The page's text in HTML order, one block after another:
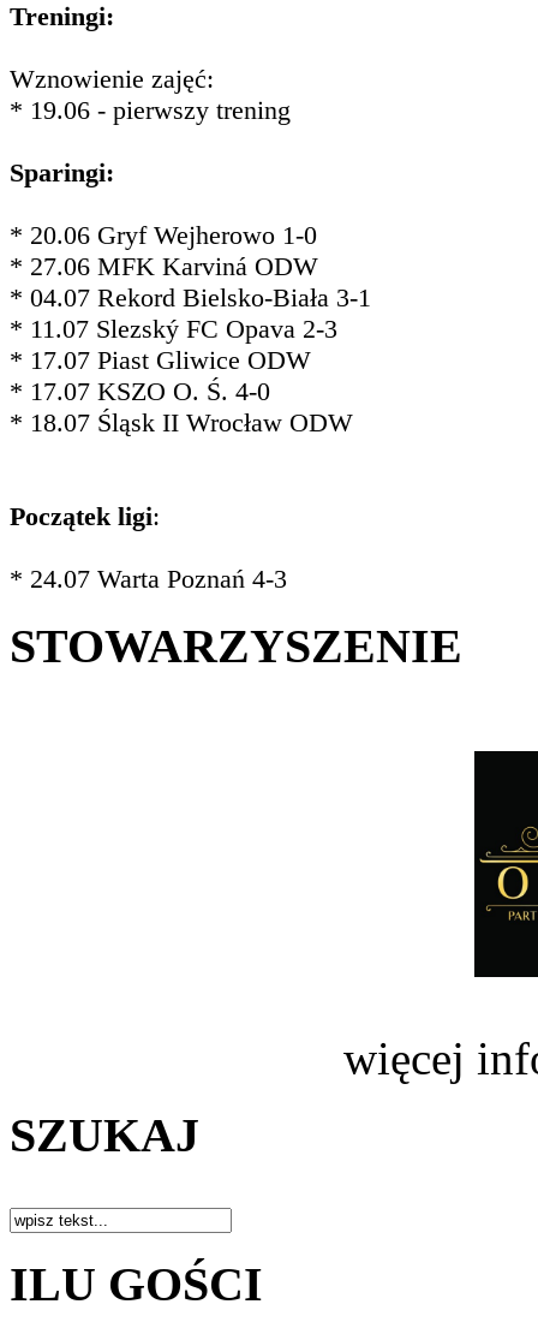
Treningi:
Wznowienie zajęć:
* 19.06 - pierwszy trening
Sparingi:
* 20.06 Gryf Wejherowo 1-0
* 27.06 MFK Karviná ODW
* 04.07 Rekord Bielsko-Biała 3-1
* 11.07 Slezský FC Opava 2-3
* 17.07 Piast Gliwice ODW
* 17.07 KSZO O. Ś. 4-0
* 18.07 Śląsk II Wrocław ODW
Początek ligi:
* 24.07 Warta Poznań 4-3
STOWARZYSZENIE
więcej
SZUKAJ
ILU GOŚCI